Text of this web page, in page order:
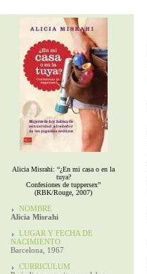
Alicia Misrahi: “¿En mi casa o en la
tuya?
Confesiones de tuppersex”
(RBK/Rouge, 2007)
NOMBRE
Alicia Misrahi
LUGAR Y FECHA DE
NACIMIENTO
Barcelona, 1967
CURRICULUM